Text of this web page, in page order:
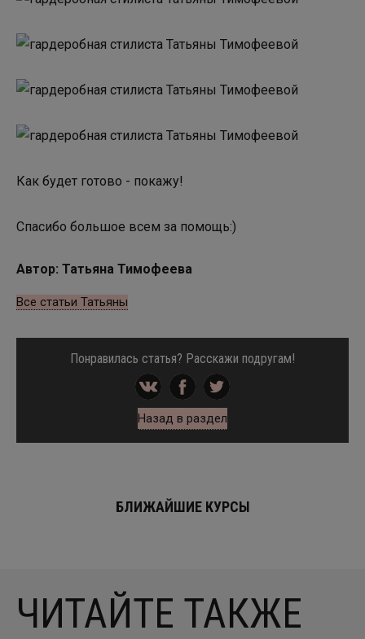
Как будет готово - покажу!
Спасибо большое всем за помощь:)
Автор: Татьяна Тимофеева
Все статьи Татьяны
Понравилась статья? Расскажи подругам!
Назад в раздел
БЛИЖАЙШИЕ КУРСЫ
ЧИТАЙТЕ ТАКЖЕ